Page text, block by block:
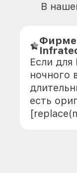
В
Если
ночного
есть